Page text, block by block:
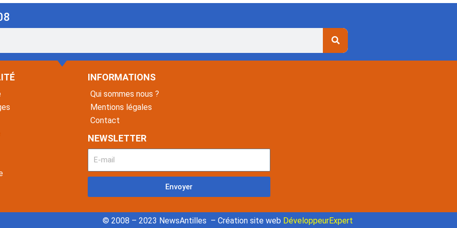
INFORMATIONS
Qui sommes nous ?
Mentions légales
Contact
NEWSLETTER
Envoyer
© 2008 – 2023 NewsAntilles – Création site web DéveloppeurExpert